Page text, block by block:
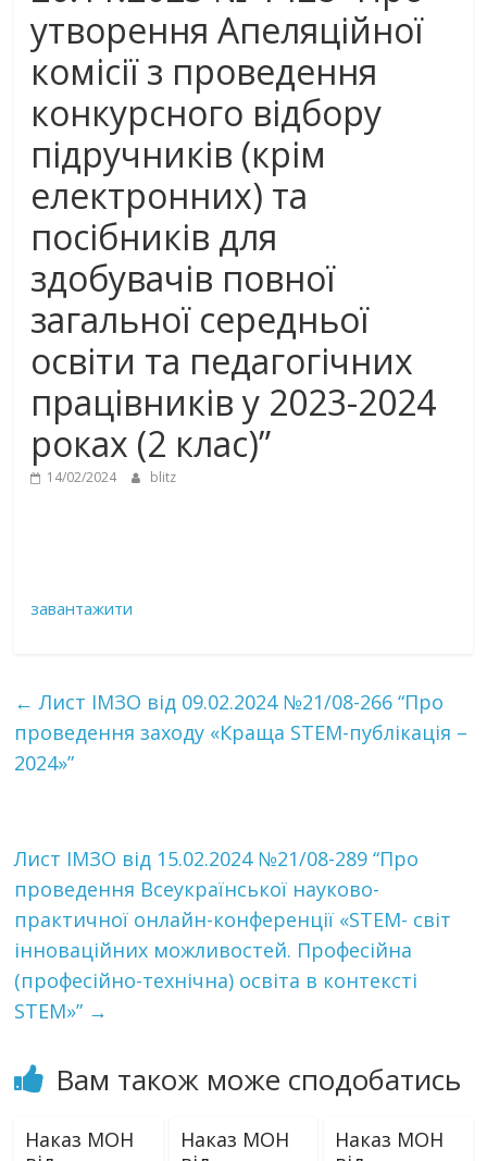
утворення Апеляційної
комісії з проведення
конкурсного відбору
підручників (крім
електронних) та
посібників для
здобувачів повної
загальної середньої
освіти та педагогічних
працівників у 2023-2024
роках (2 клас)”
14/02/2024 blitz
завантажити
← Лист ІМЗО від 09.02.2024 №21/08-266 “Про
проведення заходу «Краща STEM-публікація –
2024»”
Лист ІМЗО від 15.02.2024 №21/08-289 “Про
проведення Всеукраїнської науково-
практичної онлайн-конференції «STEM- світ
інноваційних можливостей. Професійна
(професійно-технічна) освіта в контексті
STEM»” →
Вам також може сподобатись
Наказ МОН
Наказ МОН
Наказ МОН